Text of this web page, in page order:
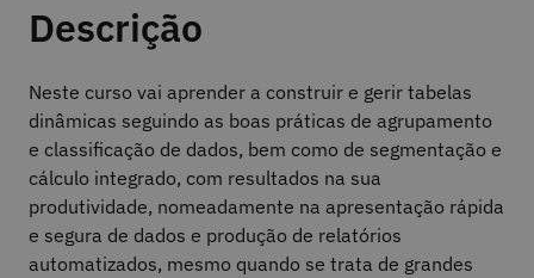
Descrição
Neste curso vai aprender a construir e gerir tabelas
dinâmicas seguindo as boas práticas de agrupamento
e classificação de dados, bem como de segmentação e
cálculo integrado, com resultados na sua
produtividade, nomeadamente na apresentação rápida
e segura de dados e produção de relatórios
automatizados, mesmo quando se trata de grandes